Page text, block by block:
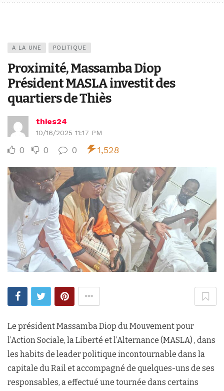
A LA UNE POLITIQUE
Proximité, Massamba Diop
Président MASLA investit des
quartiers de Thiès
thies24
10/16/2025 11:17 PM
0 0 0 1,528
Le président Massamba Diop du Mouvement pour
l’Action Sociale, la Liberté et l’Alternance (MASLA) , dans
les habits de leader politique incontournable dans la
capitale du Rail et accompagné de quelques-uns de ses
responsables, a effectué une tournée dans certains